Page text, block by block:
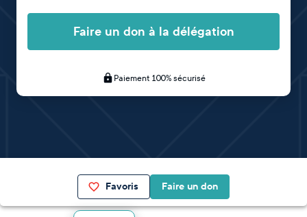
Faire un don à la délégation
Paiement 100% sécurisé
Favoris Faire un don